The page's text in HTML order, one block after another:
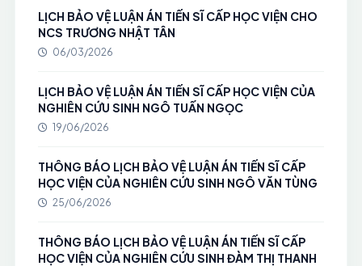
LỊCH BẢO VỆ LUẬN ÁN TIẾN SĨ CẤP HỌC VIỆN CHO
NCS TRƯƠNG NHẬT TÂN
06/03/2026
LỊCH BẢO VỆ LUẬN ÁN TIẾN SĨ CẤP HỌC VIỆN CỦA
NGHIÊN CỨU SINH NGÔ TUẤN NGỌC
19/06/2026
THÔNG BÁO LỊCH BẢO VỆ LUẬN ÁN TIẾN SĨ CẤP
HỌC VIỆN CỦA NGHIÊN CỨU SINH NGÔ VĂN TÙNG
25/06/2026
THÔNG BÁO LỊCH BẢO VỆ LUẬN ÁN TIẾN SĨ CẤP
HỌC VIỆN CỦA NGHIÊN CỨU SINH ĐÀM THỊ THANH